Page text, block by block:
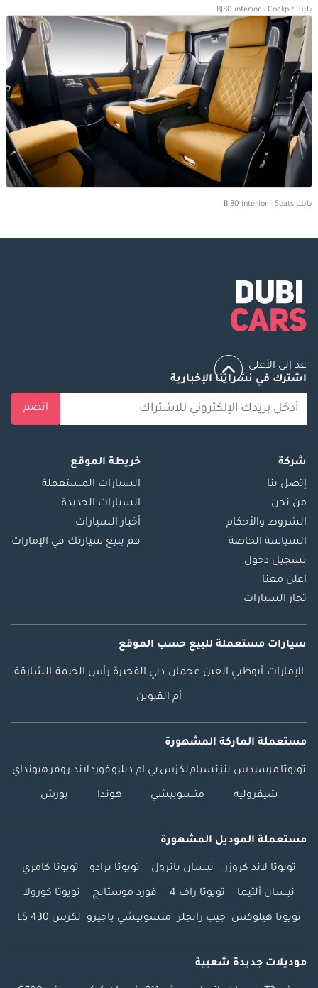
بايك BJ80 interior - Cockpit
بايك BJ80 interior - Seats
عد إلى الأعلى
اشترك في نشراتنا الإخبارية
انضم
شركة
إتصل بنا
من نحن
الشروط والأحكام
السياسة الخاصة
تسجيل دخول
اعلن معنا
تجار السيارات
خريطة الموقع
السيارات المستعملة
السيارات الجديدة
أخبار السيارات
قم ببيع سيارتك في الإمارات
سيارات مستعملة للبيع حسب الموقع
الإمارات أبوظبي العين عجمان دبي الفجيرة رأس الخيمة الشارقة
أم القيوين
مستعملة الماركة المشهورة
تويوتا مرسيدس بنزنسياملكزس بي ام دبليوفوردلاند روفرهيونداي
شيفروليه متسوبيشي هوندا بورش
مستعملة الموديل المشهورة
تويوتا لاند كروزر نيسان باترول تويوتا برادو تويوتا كامري
نيسان ألتيما تويوتا راف 4 فورد موستانج تويوتا كورولا
تويوتا هيلوكس جيب رانجلر متسوبيشي باجيرو لكزس LS 430
موديلات جديدة شعبية